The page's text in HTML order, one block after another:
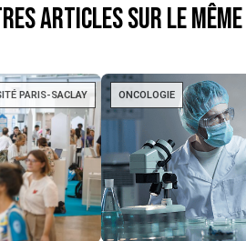
articles sur le
PARIS-SACLAY ONCOLOGIE